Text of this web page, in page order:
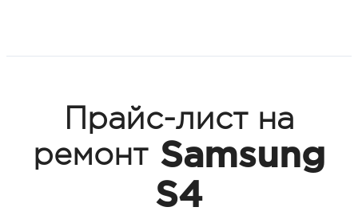
Прайс-лист на
ремонт Samsung
S4